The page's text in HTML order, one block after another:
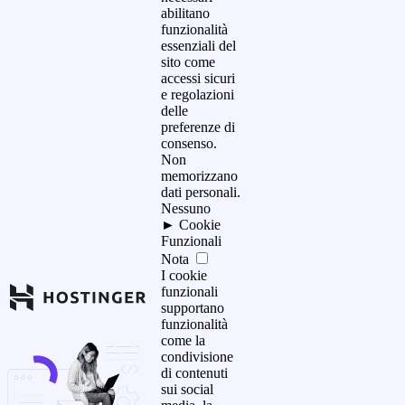
abilitano
funzionalità
essenziali del
sito come
accessi sicuri
e regolazioni
delle
preferenze di
consenso.
Non
memorizzano
dati personali.
Nessuno
► Cookie
Funzionali
Nota
I cookie
funzionali
supportano
funzionalità
come la
condivisione
di contenuti
sui social